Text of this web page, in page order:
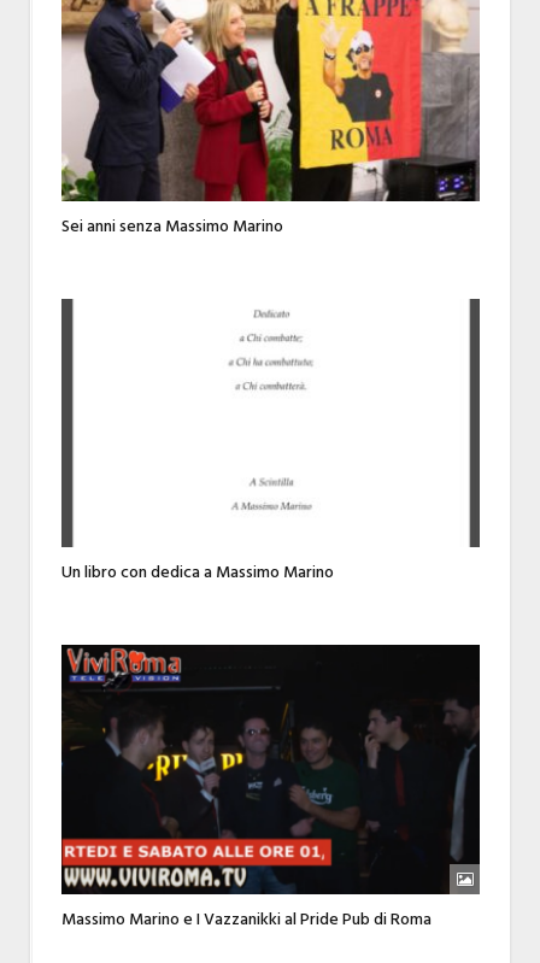
Sei anni senza Massimo Marino
Un libro con dedica a Massimo Marino
Massimo Marino e I Vazzanikki al Pride Pub di Roma